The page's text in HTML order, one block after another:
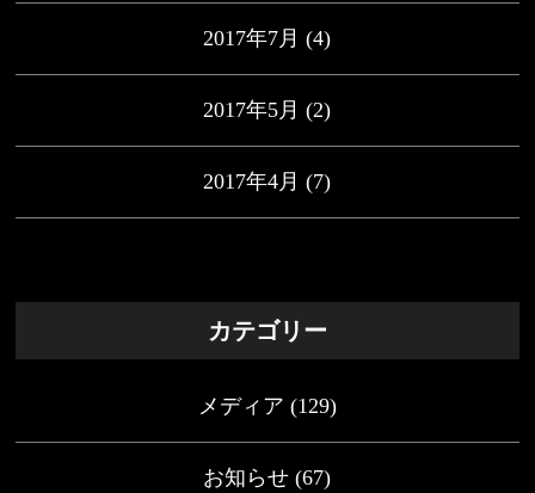
2017年7月 (4)
2017年5月 (2)
2017年4月 (7)
カテゴリー
メディア (129)
お知らせ (67)